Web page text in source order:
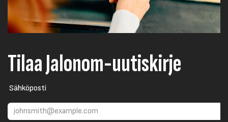
Tilaa Jalonom-uutiskirje
Sähköposti